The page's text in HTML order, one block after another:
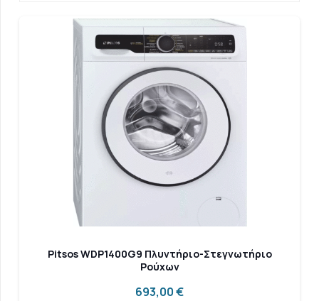
Pitsos WDP1400G9 Πλυντήριο-Στεγνωτήριο
Ρούχων
693,00€